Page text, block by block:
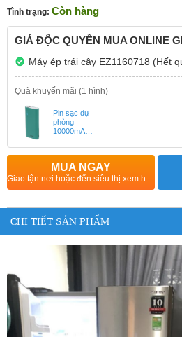
Tình trạng: Còn hàng
GIÁ ĐỘC QUYỀN MUA ONLINE
Máy ép trái cây EZ1160718 (Hết
Quà khuyến mãi (1 hình)
Pin sạc dự
phòng
10000mAh
hoàn tiền
MUA NGAY
CHI TIẾT SẢN PHẨM